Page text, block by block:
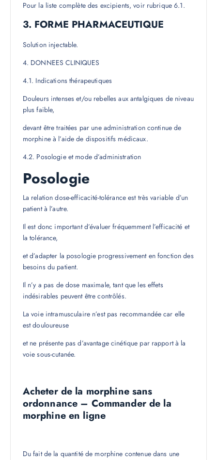
Pour la liste complète des excipients, voir rubrique 6.1.
3. FORME PHARMACEUTIQUE
Solution injectable.
4. DONNEES CLINIQUES
4.1. Indications thérapeutiques
Douleurs intenses et/ou rebelles aux antalgiques de niveau
plus faible,
devant être traitées par une administration continue de
morphine à l’aide de dispositifs médicaux.
4.2. Posologie et mode d’administration
Posologie
La relation dose-efficacité-tolérance est très variable d’un
patient à l’autre.
Il est donc important d’évaluer fréquemment l’efficacité et
la tolérance,
et d’adapter la posologie progressivement en fonction des
besoins du patient.
Il n’y a pas de dose maximale, tant que les effets
indésirables peuvent être contrôlés.
La voie intramusculaire n’est pas recommandée car elle
est douloureuse
et ne présente pas d’avantage cinétique par rapport à la
voie sous-cutanée.
Acheter de la morphine sans
ordonnance – Commander de la
morphine en ligne
Du fait de la quantité de morphine contenue dans une